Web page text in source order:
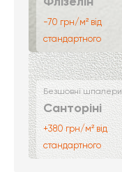
-70 грн/м² від
стандартного
Безшовні шпалери
Санторіні
+380 грн/м² від
стандартного